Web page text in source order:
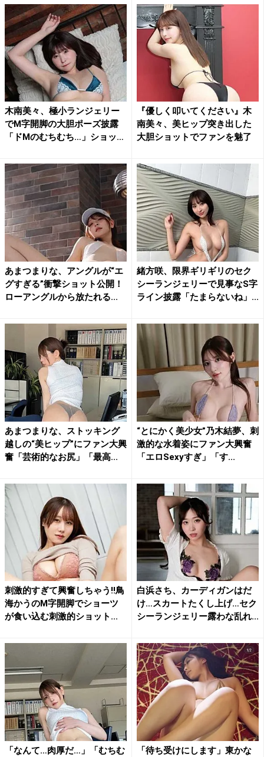
木南美々、極小ランジェリー
でM字開脚の大胆ポーズ披露
「ドMのむちむち…」ショッ
『優しく叩いてください』木
南美々、美ヒップ突き出した
大胆ショットでファンを魅了
あまつまりな、アングルが“エ
グすぎる”衝撃ショット公開！
ローアングルから放たれる...
緒方咲、限界ギリギリのセク
シーランジェリーで見事なS字
ライン披露「たまらないね」...
あまつまりな、ストッキング
越しの“美ヒップ”にファン大興
奮「芸術的なお尻」「最高...
“とにかく美少女”乃木結夢、刺
激的な水着姿にファン大興奮
「エロSexyすぎ」「す...
刺激的すぎて興奮しちゃう!!鳥
海かうのM字開脚でショーツ
が食い込む刺激的ショット...
白浜さち、カーディガンはだ
け…スカートたくし上げ…セク
シーランジェリー露わな乱れ...
「なんて…肉厚だ…」「むちむ
「待ち受けにします」東かな